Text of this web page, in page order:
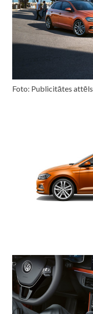
Foto: Publicitātes attēls